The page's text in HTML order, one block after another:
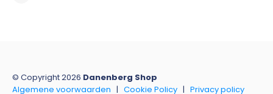
© Copyright 2026 Danenberg Shop
Algemene voorwaarden | Cookie Policy | Privacy policy